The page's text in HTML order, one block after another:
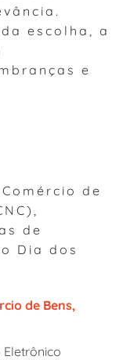
escolha, a
e
de
de
Dia dos
de Bens,